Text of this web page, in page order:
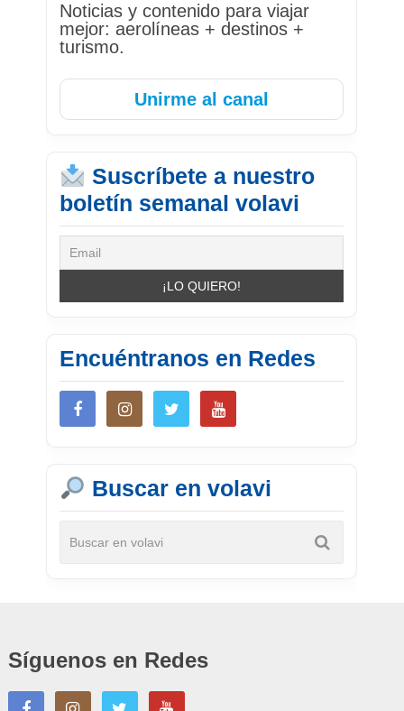
Noticias y contenido para viajar
mejor: aerolíneas + destinos +
turismo.
Unirme al canal
Suscríbete a nuestro
boletín semanal volavi
Encuéntranos en Redes
Buscar en volavi
Síguenos en Redes